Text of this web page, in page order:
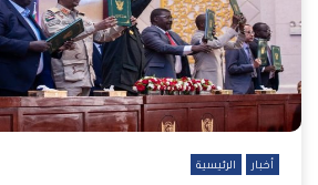
أخبار الرئيسية